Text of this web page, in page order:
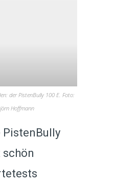
der PistenBully 100 E. Foto:
Hoffmann
PistenBully
schön